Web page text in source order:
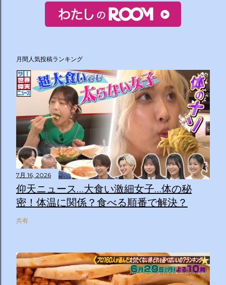
月間人気投稿ランキング
7月 16, 2026
仰天ニュース…大食い激細女子…体の秘
密！体温に関係？食べる順番で解決？
共有